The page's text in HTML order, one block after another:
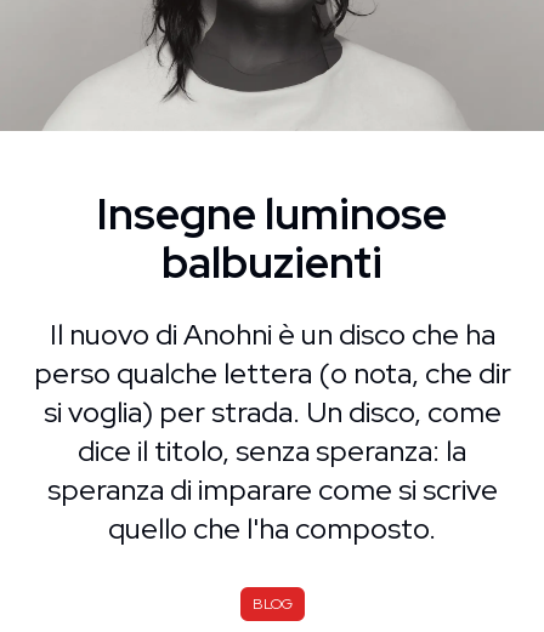
Insegne luminose
balbuzienti
Il nuovo di Anohni è un disco che ha
perso qualche lettera (o nota, che dir
si voglia) per strada. Un disco, come
dice il titolo, senza speranza: la
speranza di imparare come si scrive
quello che l'ha composto.
BLOG